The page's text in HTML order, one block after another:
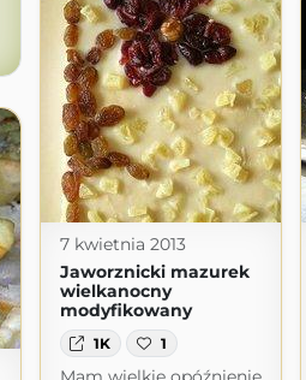
7 kwietnia 2013
Jaworznicki mazurek
wielkanocny
modyfikowany
1K 1